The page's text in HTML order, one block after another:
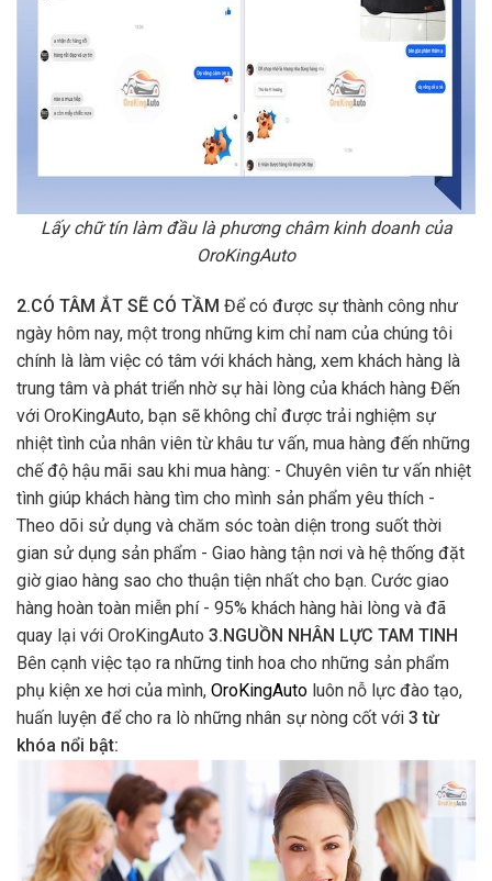
Lấy chữ tín làm đầu là phương châm kinh doanh của
OroKingAuto
2.CÓ TÂM ẮT SẼ CÓ TẦM Để có được sự thành công như
ngày hôm nay, một trong những kim chỉ nam của chúng tôi
chính là làm việc có tâm với khách hàng, xem khách hàng là
trung tâm và phát triển nhờ sự hài lòng của khách hàng Đến
với OroKingAuto, bạn sẽ không chỉ được trải nghiệm sự
nhiệt tình của nhân viên từ khâu tư vấn, mua hàng đến những
chế độ hậu mãi sau khi mua hàng: - Chuyên viên tư vấn nhiệt
tình giúp khách hàng tìm cho mình sản phẩm yêu thích -
Theo dõi sử dụng và chăm sóc toàn diện trong suốt thời
gian sử dụng sản phẩm - Giao hàng tận nơi và hệ thống đặt
giờ giao hàng sao cho thuận tiện nhất cho bạn. Cước giao
hàng hoàn toàn miễn phí - 95% khách hàng hài lòng và đã
quay lại với OroKingAuto 3.NGUỒN NHÂN LỰC TAM TINH
Bên cạnh việc tạo ra những tinh hoa cho những sản phẩm
phụ kiện xe hơi của mình, OroKingAuto luôn nỗ lực đào tạo,
huấn luyện để cho ra lò những nhân sự nòng cốt với 3 từ
khóa nổi bật: